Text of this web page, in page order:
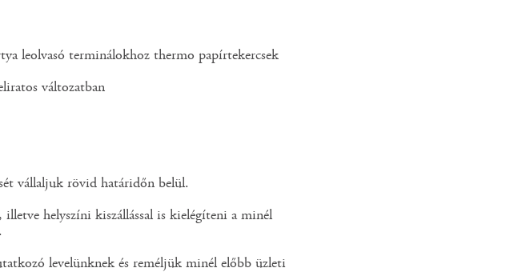
leolvasó terminálokhoz thermo papírtekercsek
változatban
vállaljuk rövid határidőn belül.
helyszíni kiszállással is kielégíteni a minél
levelünknek és reméljük minél előbb üzleti